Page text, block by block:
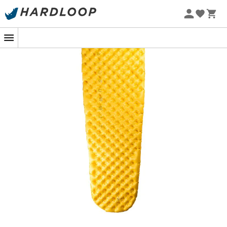
-5% Extra - Kode Summer5
Ultralight fra Sea To Summit
og kompakt liggeunderlag.
vejer det kun 345 g og er derfor
til vandreture eller bjergbestigning.
Air Sprung Cells-teknologien er
designet med uafhængige oppustelige celler, hvilket
giver en bedre trykfordeling og minimerer flydeeffekten
under brug. Jo flere luftceller, jo mere komfortabelt er
liggeunderlaget. Dette kaldes opløsning. Med
monokammerkonstruktionen kombinerer
komfort, holdbarhed, letvægt og kompakthed.
Vi værdsætter den nemme og hurtige
oppustning/udluftning takket være den flade